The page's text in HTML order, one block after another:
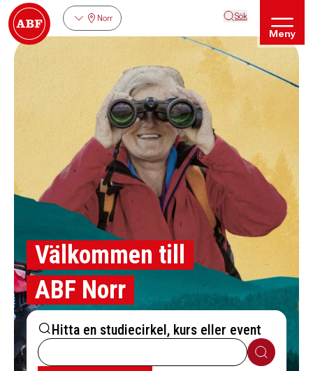
Norr Sök
Meny
Välkommen till
ABF Norr
Hitta en studiecirkel, kurs eller event
Sök